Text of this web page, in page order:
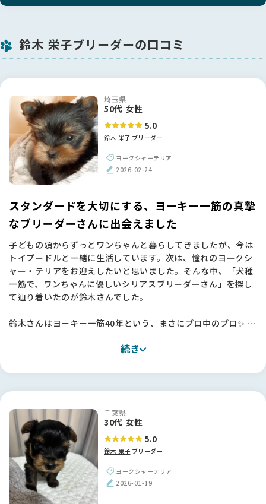
鈴木 栄子ブリーダーの口コミ
埼玉県
50代 女性
5.0
鈴木 栄子 ブリーダー
ヨークシャーテリア
2026-02-24
スタンダードを大切にする、ヨーキー一筋の真摯
なブリーダーさんに出会えました
子どもの頃からずっとワンちゃんと暮らしてきましたが、今は
トイプードルと一緒に生活しています。次は、憧れのヨークシ
ャー・テリアをお迎えしたいと思いました。そんな中、「犬種
一筋で、ワンちゃんに優しいシリアスブリーダーさん」を探し
て辿り着いたのが鈴木さんでした。
鈴木さんはヨーキー一筋40年という、まさにプロ中のプロ✨ ス
などがない「本物のヨーキー」を育てていらっしゃいます。親
ってきました。
った時に相談できるという大きな安心感に繋がりました。正
直、ブリーダーさんの犬舎を訪ねるのは少し勇気がいります
が、鈴木さんのような信頼できる方に出会えて本当によかった
です。一目惚れした子の「犬質の良さ」は、やはりこの道40年
のこだわりがあってこそだと実感しました！
【BreederFamiliesへ】
続き
千葉県
30代 女性
5.0
鈴木 栄子 ブリーダー
ヨークシャーテリア
2026-01-19